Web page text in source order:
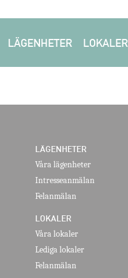
LÄGENHETER LOKALER
LÄGENHETER
Våra lägenheter
Intresseanmälan
Felanmälan
LOKALER
Våra lokaler
Lediga lokaler
Felanmälan